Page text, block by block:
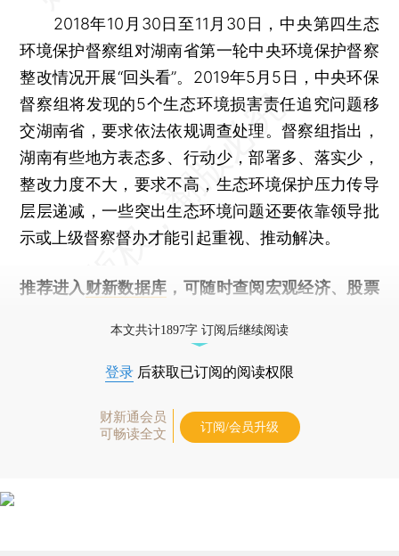
2018年10月30日至11月30日，中央第四生态
环境保护督察组对湖南省第一轮中央环境保护督察
整改情况开展“回头看”。2019年5月5日，中央环保
督察组将发现的5个生态环境损害责任追究问题移
交湖南省，要求依法依规调查处理。督察组指出，
湖南有些地方表态多、行动少，部署多、落实少，
整改力度不大，要求不高，生态环境保护压力传导
层层递减，一些突出生态环境问题还要依靠领导批
示或上级督察督办才能引起重视、推动解决。
推荐进入 财新数据库 ，可随时查阅宏观经济、股票
本文共计1897字 订阅后继续阅读
登录 后获取已订阅的阅读权限
财新通会员
可畅读全文
订阅/会员升级